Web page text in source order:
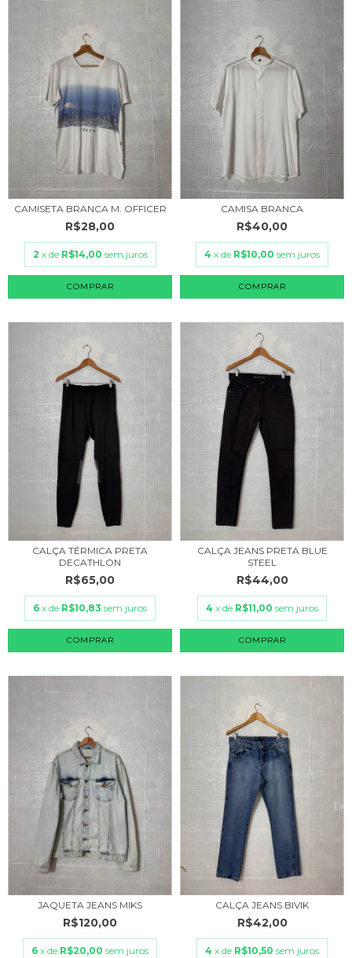
CAMISETA BRANCA M. OFFICER
R$28,00
2 x de R$14,00 sem juros
COMPRAR
CAMISA BRANCA
R$40,00
4 x de R$10,00 sem juros
COMPRAR
CALÇA TÉRMICA PRETA
DECATHLON
R$65,00
6 x de R$10,83 sem juros
COMPRAR
CALÇA JEANS PRETA BLUE
STEEL
R$44,00
4 x de R$11,00 sem juros
COMPRAR
JAQUETA JEANS MIKS
R$120,00
6 x de R$20,00 sem juros
CALÇA JEANS BIVIK
R$42,00
4 x de R$10,50 sem juros